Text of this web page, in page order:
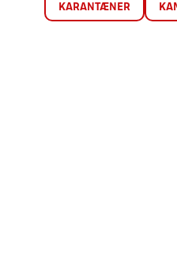
KARANTÆNER